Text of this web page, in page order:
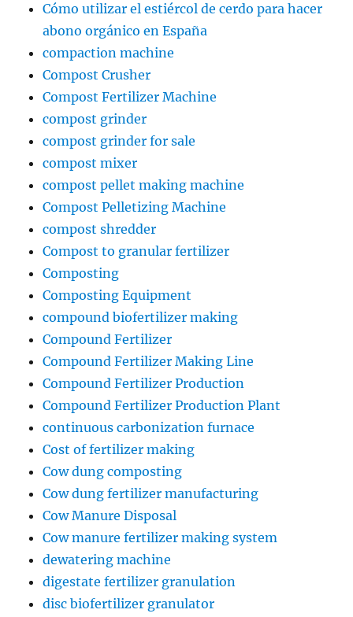
Cómo utilizar el estiércol de cerdo para hacer
abono orgánico en España
compaction machine
Compost Crusher
Compost Fertilizer Machine
compost grinder
compost grinder for sale
compost mixer
compost pellet making machine
Compost Pelletizing Machine
compost shredder
Compost to granular fertilizer
Composting
Composting Equipment
compound biofertilizer making
Compound Fertilizer
Compound Fertilizer Making Line
Compound Fertilizer Production
Compound Fertilizer Production Plant
continuous carbonization furnace
Cost of fertilizer making
Cow dung composting
Cow dung fertilizer manufacturing
Cow Manure Disposal
Cow manure fertilizer making system
dewatering machine
digestate fertilizer granulation
disc biofertilizer granulator